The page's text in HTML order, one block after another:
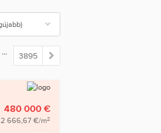
... 3895
480 000 €
2 666,67 €/m2